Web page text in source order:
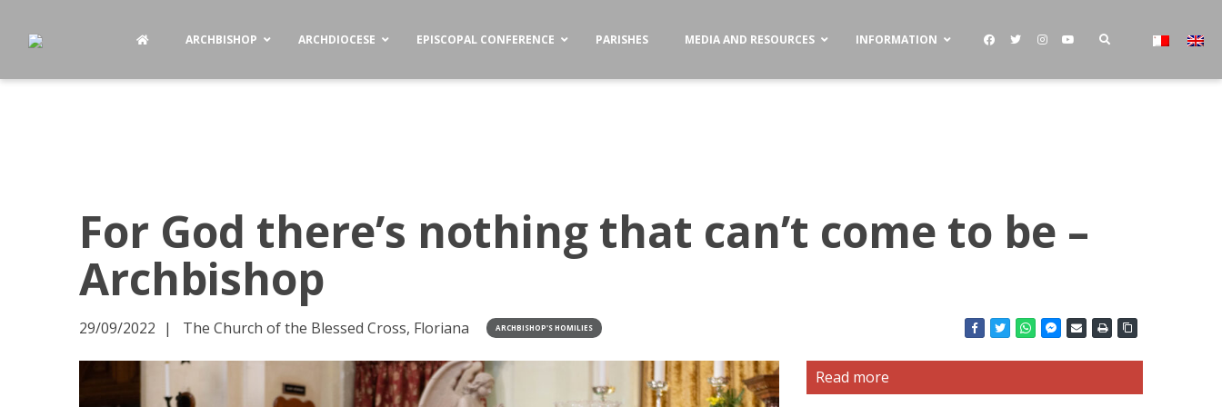
ARCHBISHOP ARCHDIOCESE EPISCOPAL CONFERENCE PARISHES MEDIA AND RESOURCES INFORMATION
For God there’s nothing that can’t come to be –
Archbishop
29/09/2022 The Church of the Blessed Cross, Floriana ARCHBISHOP'S HOMILIES
Read more